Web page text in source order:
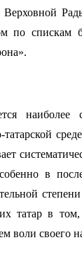
Верховной
по
в
татар в
воли своего